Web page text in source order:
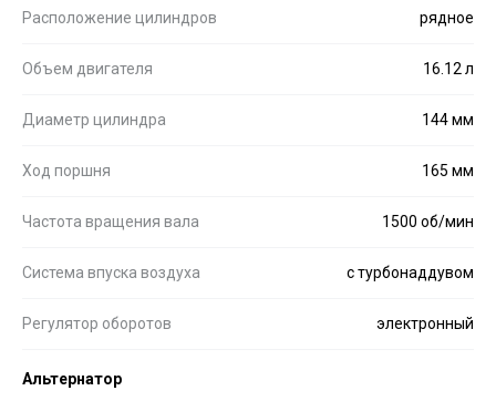
Расположение цилиндров рядное
Объем двигателя 16.12 л
Диаметр цилиндра 144 мм
Ход поршня 165 мм
Частота вращения вала 1500 об/мин
Система впуска воздуха с турбонаддувом
Регулятор оборотов электронный
Альтернатор